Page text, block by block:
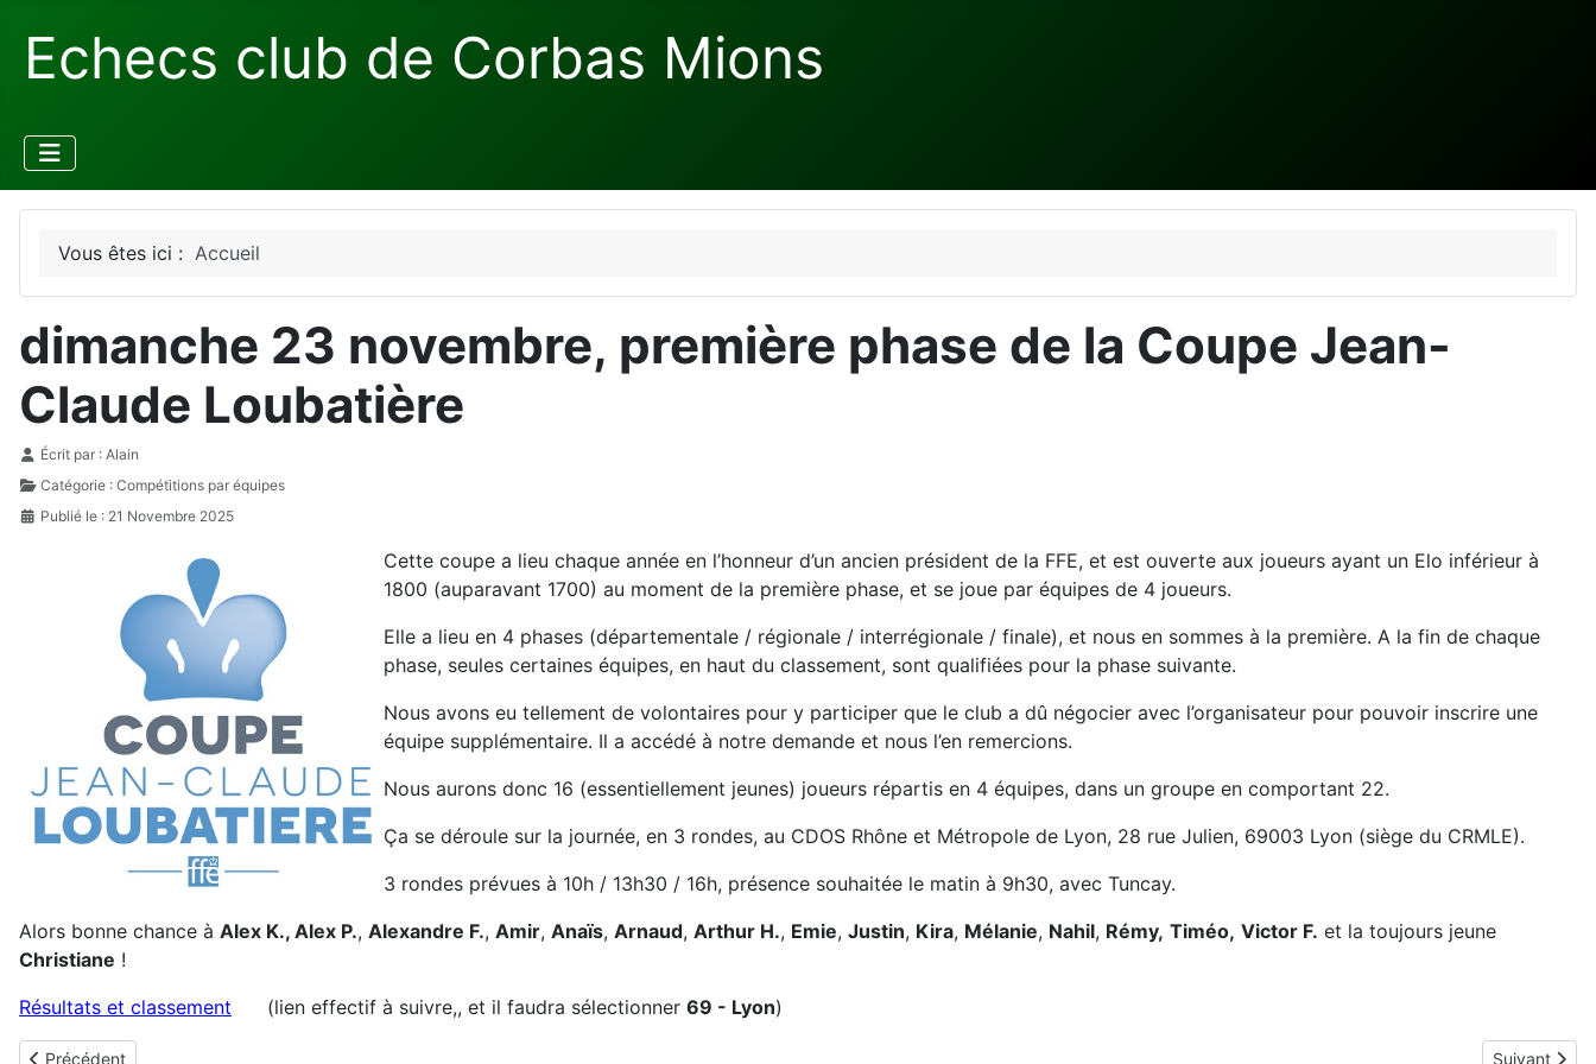
Echecs club de Corbas Mions
Vous êtes ici : Accueil
dimanche 23 novembre, première phase de la Coupe Jean-
Claude Loubatière
Détails
Écrit par : Alain
Catégorie : Compétitions par équipes
Publié le : 21 Novembre 2025
Cette coupe a lieu chaque année en l’honneur d’un ancien président de la FFE, et est ouverte aux joueurs ayant un Elo inférieur à
1800 (auparavant 1700) au moment de la première phase, et se joue par équipes de 4 joueurs.
Elle a lieu en 4 phases (départementale / régionale / interrégionale / finale), et nous en sommes à la première. A la fin de chaque
phase, seules certaines équipes, en haut du classement, sont qualifiées pour la phase suivante.
Nous avons eu tellement de volontaires pour y participer que le club a dû négocier avec l’organisateur pour pouvoir inscrire une
équipe supplémentaire. Il a accédé à notre demande et nous l’en remercions.
Nous aurons donc 16 (essentiellement jeunes) joueurs répartis en 4 équipes, dans un groupe en comportant 22.
Ça se déroule sur la journée, en 3 rondes, au CDOS Rhône et Métropole de Lyon, 28 rue Julien, 69003 Lyon (siège du CRMLE).
3 rondes prévues à 10h / 13h30 / 16h, présence souhaitée le matin à 9h30, avec Tuncay.
Alors bonne chance à Alex K., Alex P., Alexandre F., Amir, Anaïs, Arnaud, Arthur H., Emie, Justin, Kira, Mélanie, Nahil, Rémy, Timéo, Victor F. et la toujours jeune
Christiane !
Résultats et classement (lien effectif à suivre,, et il faudra sélectionner 69 - Lyon)
Article précédent : samedi 28 et dimanche 29 mars, matchs par équipes « adultes » + jeunes
Précédent Article
Suivant